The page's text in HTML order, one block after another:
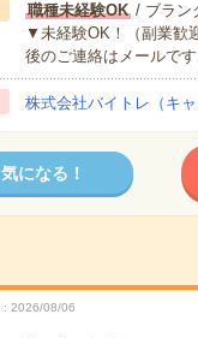
職種未経験OK/ ブラン
▼未経験OK！（副業歓
後のご連絡はメールで
株式会社バイトレ（キャ
気になる！
2026/08/06